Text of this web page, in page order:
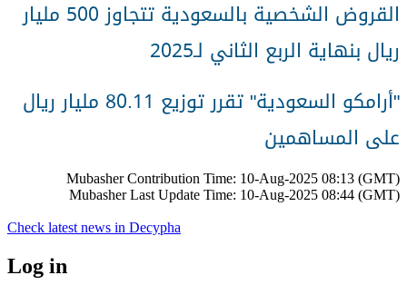
القروض الشخصية بالسعودية تتجاوز 500 مليار
ريال بنهاية الربع الثاني لـ2025
"
أرامكو السعودية" تقرر توزيع 80.11 مليار ريال
على المساهمين
Mubasher Contribution Time: 10-Aug-2025 08:13 (GMT)
Mubasher Last Update Time: 10-Aug-2025 08:44 (GMT)
Check latest news in Decypha
Log in